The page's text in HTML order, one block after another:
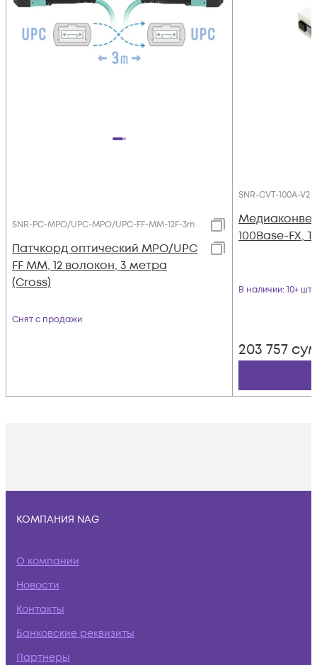
SNR-PC-MPO/UPC-MPO/UPC-FF-MM-12F-3m
Патчкорд оптический MPO/UPC
FF MM, 12 волокон, 3 метра
(Cross)
Снят с продажи
SNR-CVT-100A-V2
100Base-FX,
В наличии: 10+ шт
203 757
КОМПАНИЯ NAG
О компании
Новости
Контакты
Банковские реквизиты
Партнеры